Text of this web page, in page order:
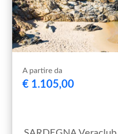
A partire da
€ 1.105,00